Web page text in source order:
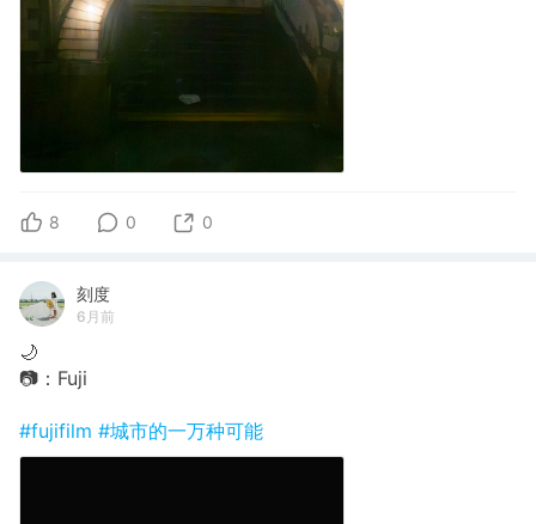
8 0 0
刻度
6月前
🌙
📷：Fuji
#fujifilm #城市的一万种可能